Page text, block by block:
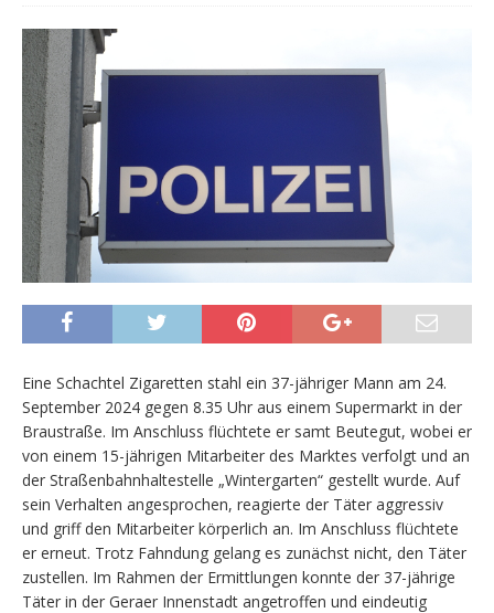
Eine Schachtel Zigaretten stahl ein 37-jähriger Mann am 24.
September 2024 gegen 8.35 Uhr aus einem Supermarkt in der
Braustraße. Im Anschluss flüchtete er samt Beutegut, wobei er
von einem 15-jährigen Mitarbeiter des Marktes verfolgt und an
der Straßenbahnhaltestelle „Wintergarten“ gestellt wurde. Auf
sein Verhalten angesprochen, reagierte der Täter aggressiv
und griff den Mitarbeiter körperlich an. Im Anschluss flüchtete
er erneut. Trotz Fahndung gelang es zunächst nicht, den Täter
zustellen. Im Rahmen der Ermittlungen konnte der 37-jährige
Täter in der Geraer Innenstadt angetroffen und eindeutig